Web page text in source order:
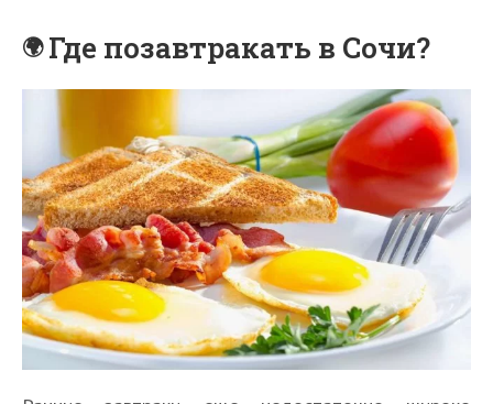
Где позавтракать в Сочи?